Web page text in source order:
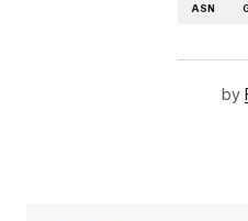
ASN
by